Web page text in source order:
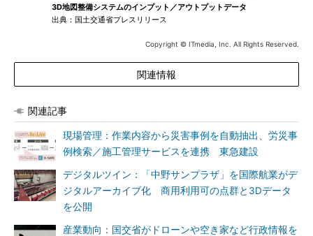
3D地図整備システムのインプット／アウトプットデータ
出典：国土交通省プレスリリース
Copyright © ITmedia, Inc. All Rights Reserved.
関連情報
関連記事
現場管理：作業内容から災害事例を自動抽出、労災事
例検索／施工管理サービスを連携 東急建設
デジタルツイン：「中野サンプラザ」を国際航業がデ
ジタルアーカイブ化 商用利用可の点群と3Dデータ
を公開
産業動向：国交省がドローンや空き家など行政情報を